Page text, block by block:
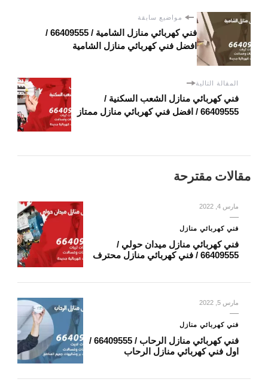
مواضيع سابقة
فني كهربائي منازل الشامية / 66409555 /
افضل فني كهربائي منازل الشامية
المقالة التالية
فني كهربائي منازل الشعب السكنية /
66409555 / افضل فني كهربائي منازل ممتاز
مقالات مقترحة
مارس 4, 2022
فني كهربائي منازل
فني كهربائي منازل ميدان حولي /
66409555 / فني كهربائي منازل محترف
مارس 5, 2022
فني كهربائي منازل
فني كهربائي منازل الرحاب / 66409555 /
اول فني كهربائي منازل الرحاب